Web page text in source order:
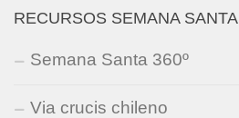
RECURSOS SEMANA SANTA
Semana Santa 360º
Via crucis chileno